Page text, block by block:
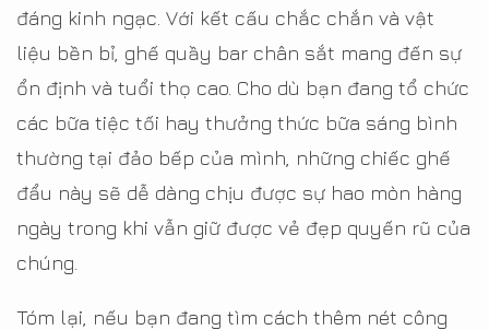
đáng kinh ngạc. Với kết cấu chắc chắn và vật
liệu bền bỉ, ghế quầy bar chân sắt mang đến sự
ổn định và tuổi thọ cao. Cho dù bạn đang tổ chức
các bữa tiệc tối hay thưởng thức bữa sáng bình
thường tại đảo bếp của mình, những chiếc ghế
đẩu này sẽ dễ dàng chịu được sự hao mòn hàng
ngày trong khi vẫn giữ được vẻ đẹp quyến rũ của
chúng.
Tóm lại, nếu bạn đang tìm cách thêm nét công